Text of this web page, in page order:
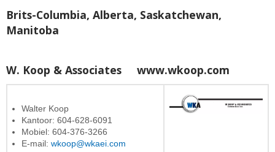
Brits-Columbia, Alberta, Saskatchewan,
Manitoba
W. Koop & Associates www.wkoop.com
Walter Koop
Kantoor: 604-628-6091
Mobiel: 604-376-3266
E-mail: wkoop@wkaei.com